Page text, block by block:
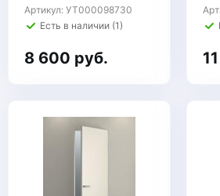
Артикул: УТ000098730
Есть в наличии (1)
8 600 руб.